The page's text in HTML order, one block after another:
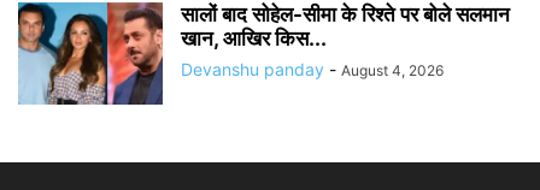
सालों बाद सोहेल-सीमा के रिश्ते पर बोले सलमान
खान, आखिर किस...
Devanshu panday - August 4, 2026